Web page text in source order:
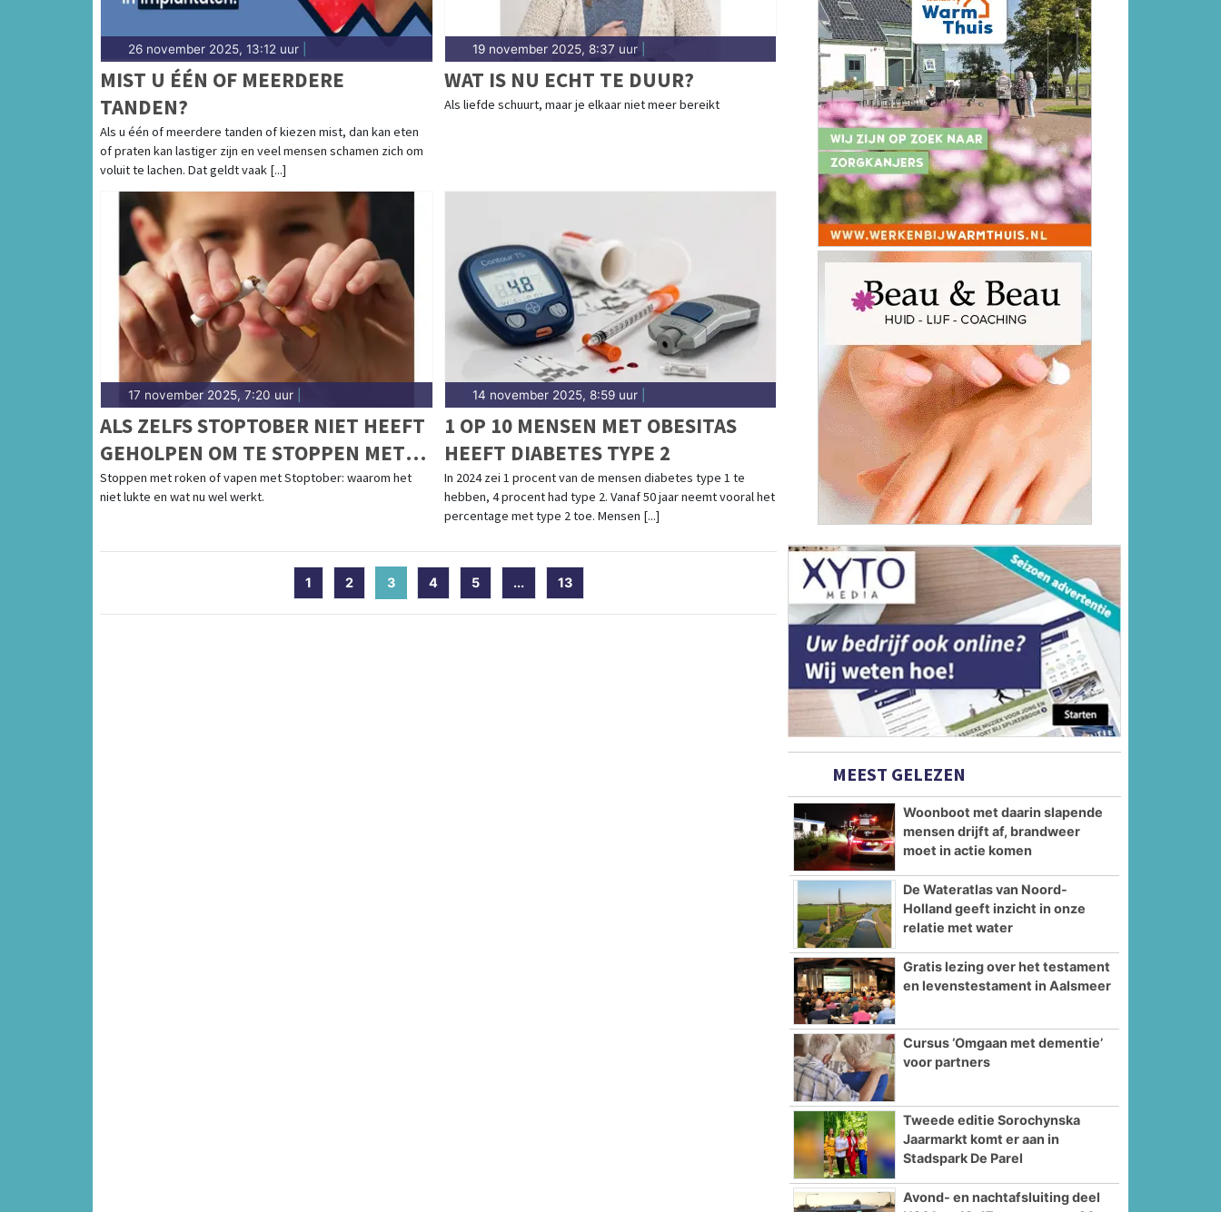
26 november 2025, 13:12 uur
MIST U ÉÉN OF MEERDERE
TANDEN?
Als u één of meerdere tanden of kiezen mist, dan kan eten
of praten kan lastiger zijn en veel mensen schamen zich om
voluit te lachen. Dat geldt vaak [...]
19 november 2025, 8:37 uur|
WAT IS NU ECHT TE DUUR?
Als liefde schuurt, maar je elkaar niet meer bereikt
17 november 2025, 7:20 uur
ALS ZELFS STOPTOBER NIET HEEFT
GEHOLPEN OM TE STOPPEN MET
ROKEN OF VAPEN
Stoppen met roken of vapen met Stoptober: waarom het
niet lukte en wat nu wel werkt.
14 november 2025, 8:59 uur|
1 OP 10 MENSEN MET OBESITAS
HEEFT DIABETES TYPE 2
In 2024 zei 1 procent van de mensen diabetes type 1 te
hebben, 4 procent had type 2. Vanaf 50 jaar neemt vooral het
percentage met type 2 toe. Mensen [...]
1 2 3(current)
4 5 ... 13
MEEST GELEZEN
Woonboot met daarin slapende
mensen drijft af, brandweer
moet in actie komen
De Wateratlas van Noord-
Holland geeft inzicht in onze
relatie met water
Gratis lezing over het testament
en levenstestament in Aalsmeer
Cursus ‘Omgaan met dementie’
voor partners
Tweede editie Sorochynska
Jaarmarkt komt er aan in
Stadspark De Parel
Avond- en nachtafsluiting deel